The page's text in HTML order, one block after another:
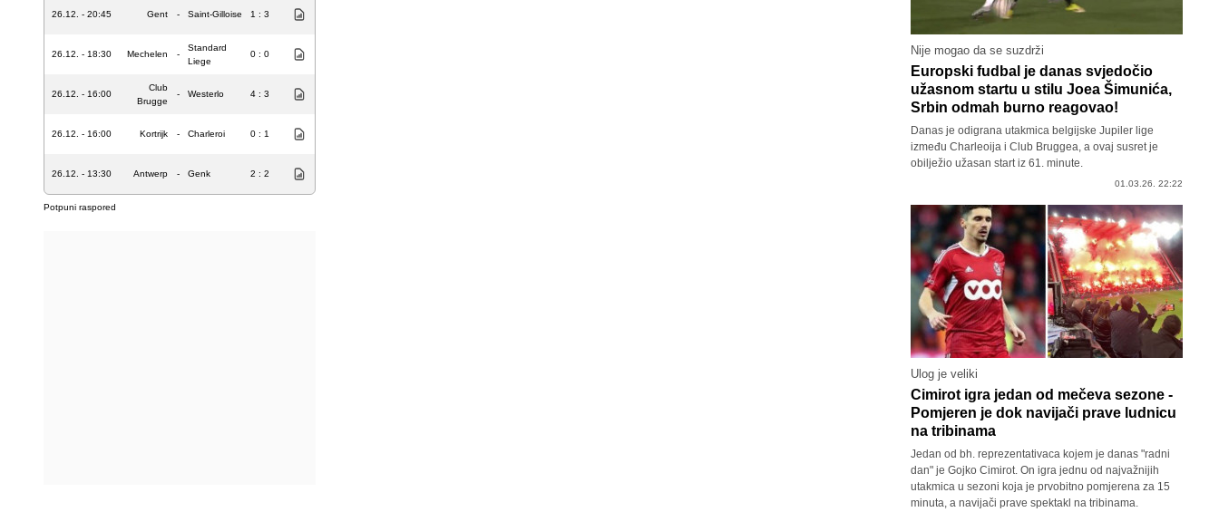
26.12. - 20:45 Gent - Saint-Gilloise 1 : 3
26.12. - 18:30 Mechelen -
Standard
Liege
0 : 0
26.12. - 16:00
Club
Brugge
- Westerlo 4 : 3
26.12. - 16:00 Kortrijk - Charleroi 0 : 1
26.12. - 13:30 Antwerp - Genk 2 : 2
Potpuni raspored
Nije mogao da se suzdrži
Europski fudbal je danas svjedočio
užasnom startu u stilu Joea Šimunića,
Srbin odmah burno reagovao!
Danas je odigrana utakmica belgijske Jupiler lige
između Charleoija i Club Bruggea, a ovaj susret je
obilježio užasan start iz 61. minute.
01.03.26. 22:22
Ulog je veliki
Cimirot igra jedan od mečeva sezone -
Pomjeren je dok navijači prave ludnicu
na tribinama
Jedan od bh. reprezentativaca kojem je danas "radni
dan" je Gojko Cimirot. On igra jednu od najvažnijih
utakmica u sezoni koja je prvobitno pomjerena za 15
minuta, a navijači prave spektakl na tribinama.